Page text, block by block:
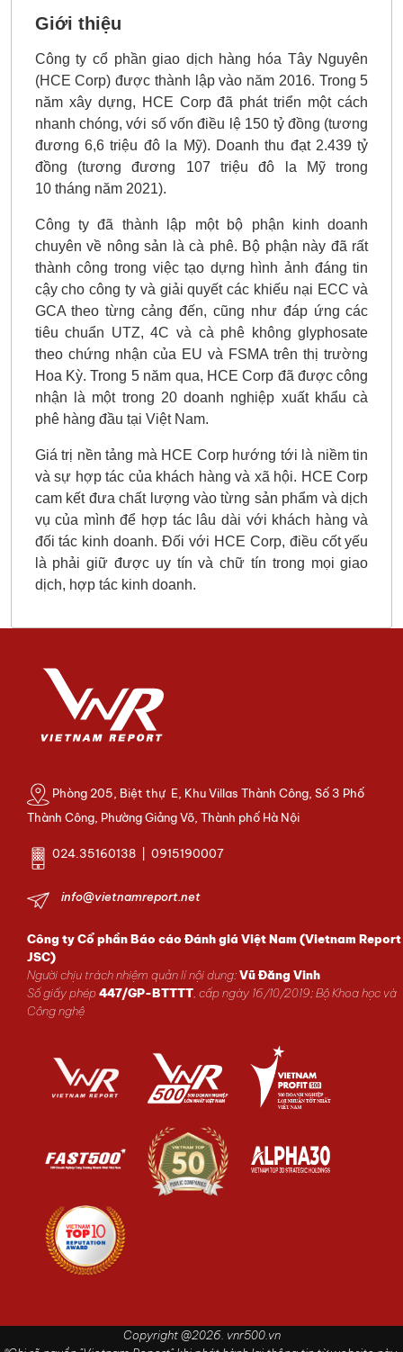
Giới thiệu
Công ty cổ phần giao dịch hàng hóa Tây Nguyên
(HCE Corp) được thành lập vào năm 2016. Trong 5
năm xây dựng, HCE Corp đã phát triển một cách
nhanh chóng, với số vốn điều lệ 150 tỷ đồng (tương
đương 6,6 triệu đô la Mỹ). Doanh thu đạt 2.439 tỷ
đồng (tương đương 107 triệu đô la Mỹ trong
10 tháng năm 2021).
Công ty đã thành lập một bộ phận kinh doanh
chuyên về nông sản là cà phê. Bộ phận này đã rất
thành công trong việc tạo dựng hình ảnh đáng tin
cậy cho công ty và giải quyết các khiếu nại ECC và
GCA theo từng cảng đến, cũng như đáp ứng các
tiêu chuẩn UTZ, 4C và cà phê không glyphosate
theo chứng nhận của EU và FSMA trên thị trường
Hoa Kỳ. Trong 5 năm qua, HCE Corp đã được công
nhận là một trong 20 doanh nghiệp xuất khẩu cà
phê hàng đầu tại Việt Nam.
Giá trị nền tảng mà HCE Corp hướng tới là niềm tin
và sự hợp tác của khách hàng và xã hội. HCE Corp
cam kết đưa chất lượng vào từng sản phẩm và dịch
vụ của mình để hợp tác lâu dài với khách hàng và
đối tác kinh doanh. Đối với HCE Corp, điều cốt yếu
là phải giữ được uy tín và chữ tín trong mọi giao
dịch, hợp tác kinh doanh.
Phòng 205, Biệt thự E, Khu Villas Thành Công, Số 3 Phố
Thành Công, Phường Giảng Võ, Thành phố Hà Nội
024.35160138 | 0915190007
info@vietnamreport.net
Công ty Cổ phần Báo cáo Đánh giá Việt Nam (Vietnam Report
JSC)
Người chịu trách nhiệm quản lí nội dung:Vũ Đăng Vinh
Số giấy phép447/GP-BTTTT, cấp ngày 16/10/2019; Bộ Khoa học và
Công nghệ
Copyright @2026. vnr500.vn